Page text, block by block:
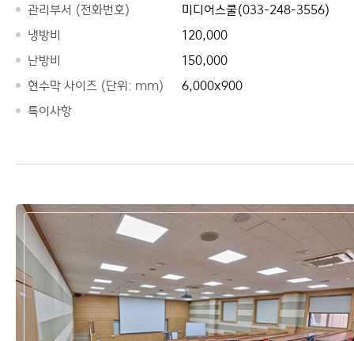
관리부서 (전화번호)
미디어스쿨(033-248-3556)
냉방비
120,000
난방비
150,000
현수막 사이즈 (단위: mm)
6,000x900
특이사항